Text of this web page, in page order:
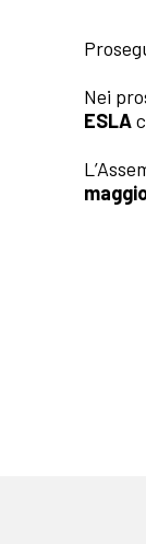
Nei
ESLA